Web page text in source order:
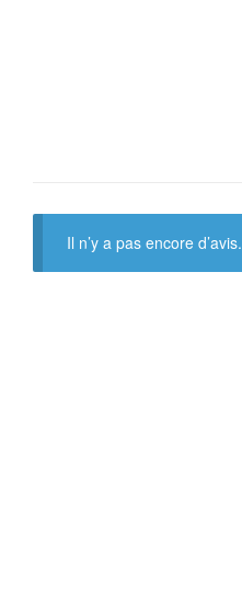
Il n’y a pas encore d’avis.